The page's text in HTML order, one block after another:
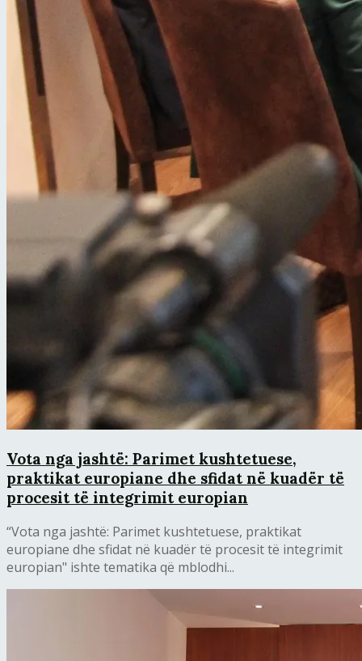
Vota nga jashtë: Parimet kushtetuese,
praktikat europiane dhe sfidat në kuadër të
procesit të integrimit europian
“Vota nga jashtë: Parimet kushtetuese, praktikat
europiane dhe sfidat në kuadër të procesit të integrimit
europian" ishte tematika që mblodhi...